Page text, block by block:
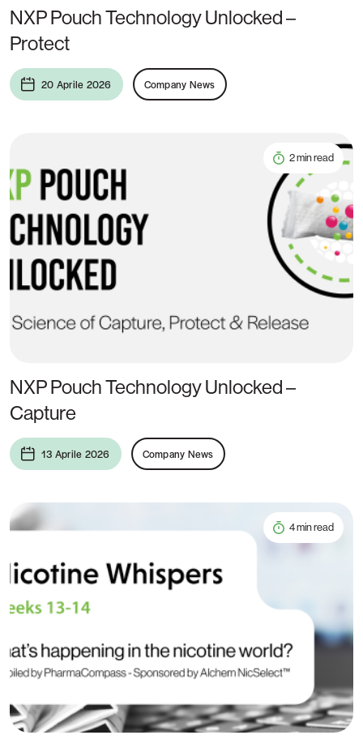
NXP Pouch Technology Unlocked –
Protect
20 Aprile 2026 Company News
2 min read
NXP Pouch Technology Unlocked –
Capture
13 Aprile 2026 Company News
4 min read